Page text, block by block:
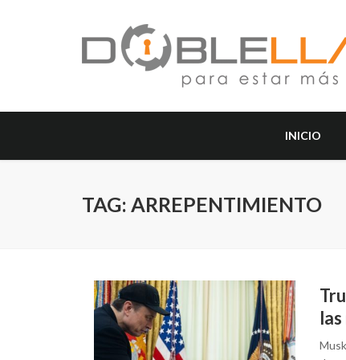
INICIO
TAG: ARREPENTIMIENTO